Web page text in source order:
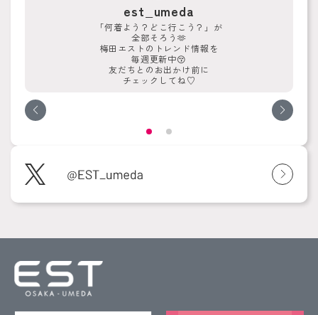
est_umeda
「何着よう？どこ行こう？」が
全部そろう🫶
梅田エストのトレンド情報を
毎週更新中😚
友だちとのお出かけ前に
チェックしてね♡